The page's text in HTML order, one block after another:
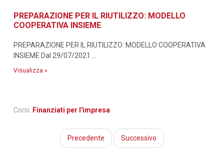
PREPARAZIONE PER IL RIUTILIZZO: MODELLO
COOPERATIVA INSIEME
PREPARAZIONE PER IL RIUTILIZZO: MODELLO COOPERATIVA
INSIEME Dal 29/07/2021 ...
Visualizza »
Corsi: Finanziati per l'impresa
Precedente Successivo